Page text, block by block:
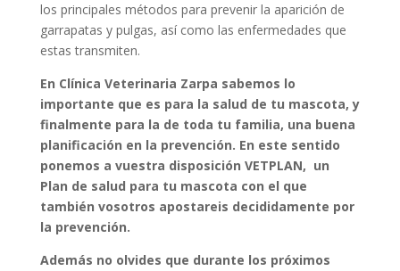
los principales métodos para prevenir la aparición de
garrapatas y pulgas, así como las enfermedades que
estas transmiten.
En Clínica Veterinaria Zarpa sabemos lo
importante que es para la salud de tu mascota, y
finalmente para la de toda tu familia, una buena
planificación en la prevención. En este sentido
ponemos a vuestra disposición VETPLAN, un
Plan de salud para tu mascota con el que
también vosotros apostareis decididamente por
la prevención.
Además no olvides que durante los próximos